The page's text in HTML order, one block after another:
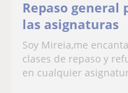
Repaso general
las asignaturas
Soy Mireia,me
clases de repaso y
en cualquier